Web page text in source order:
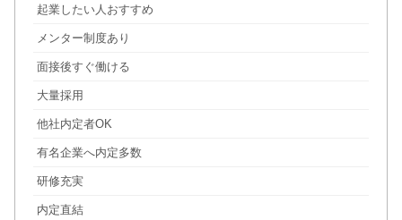
起業したい人おすすめ
メンター制度あり
面接後すぐ働ける
大量採用
他社内定者OK
有名企業へ内定多数
研修充実
内定直結